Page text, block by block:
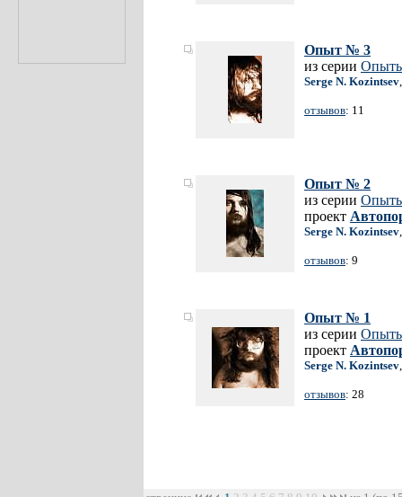
Опыт № 3
из серии Опыты
Serge N. Kozintsev
отзывов: 11
Опыт № 2
из серии Опыты
проект
Serge N. Kozintsev
отзывов: 9
Опыт № 1
из серии Опыты
проект
Serge N. Kozintsev
отзывов: 28